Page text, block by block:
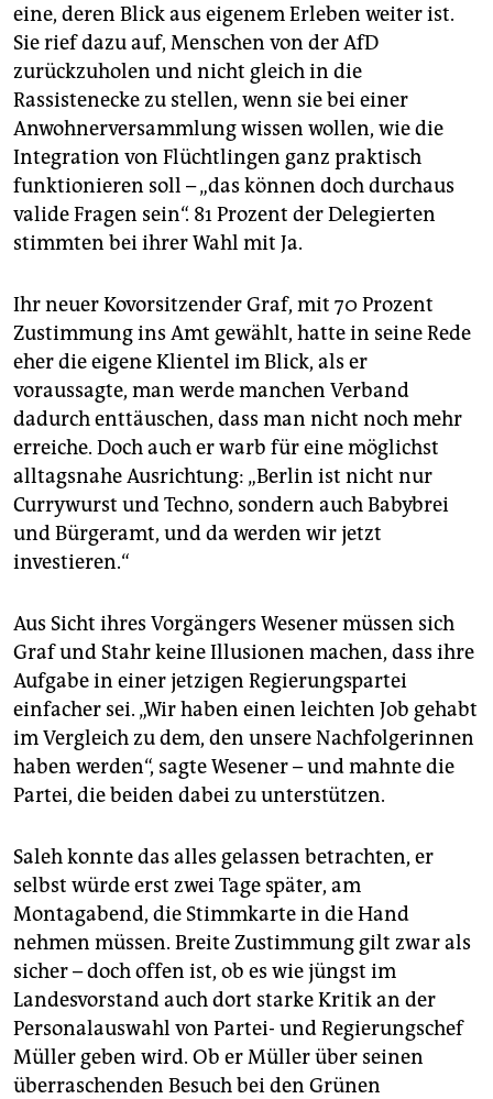
eine, deren Blick aus eigenem Erleben weiter ist.
Sie rief dazu auf, Menschen von der AfD
zurückzuholen und nicht gleich in die
Rassistenecke zu stellen, wenn sie bei einer
Anwohnerversammlung wissen wollen, wie die
Integration von Flüchtlingen ganz praktisch
funktionieren soll – „das können doch durchaus
valide Fragen sein“. 81 Prozent der Delegierten
stimmten bei ihrer Wahl mit Ja.
Ihr neuer Kovorsitzender Graf, mit 70 Prozent
Zustimmung ins Amt gewählt, hatte in seine Rede
eher die eigene Klientel im Blick, als er
voraussagte, man werde manchen Verband
dadurch enttäuschen, dass man nicht noch mehr
erreiche. Doch auch er warb für eine möglichst
alltagsnahe Ausrichtung: „Berlin ist nicht nur
Currywurst und Techno, sondern auch Babybrei
und Bürgeramt, und da werden wir jetzt
investieren.“
Aus Sicht ihres Vorgängers Wesener müssen sich
Graf und Stahr keine Illusionen machen, dass ihre
Aufgabe in einer jetzigen Regierungspartei
einfacher sei. „Wir haben einen leichten Job gehabt
im Vergleich zu dem, den unsere Nachfolgerinnen
haben werden“, sagte Wesener – und mahnte die
Partei, die beiden dabei zu unterstützen.
Saleh konnte das alles gelassen betrachten, er
selbst würde erst zwei Tage später, am
Montagabend, die Stimmkarte in die Hand
nehmen müssen. Breite Zustimmung gilt zwar als
sicher – doch offen ist, ob es wie jüngst im
Landesvorstand auch dort starke Kritik an der
Personalauswahl von Partei- und Regierungschef
Müller geben wird. Ob er Müller über seinen
überraschenden Besuch bei den Grünen